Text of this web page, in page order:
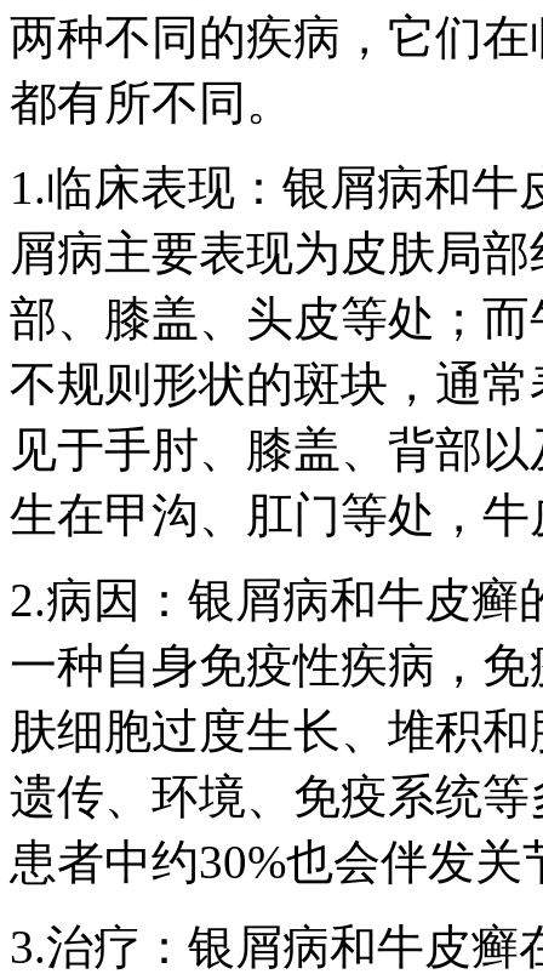
两种不同的疾病，它们
都有所不同。
1.临床表现：银屑病和
屑病主要表现为皮肤局
部、膝盖、头皮等处；
不规则形状的斑块，通
见于手肘、膝盖、背部
生在甲沟、肛门等处，
2.病因：银屑病和牛皮
一种自身免疫性疾病，
肤细胞过度生长、堆积
遗传、环境、免疫系统
患者中约30%也会伴发
3.治疗：银屑病和牛皮